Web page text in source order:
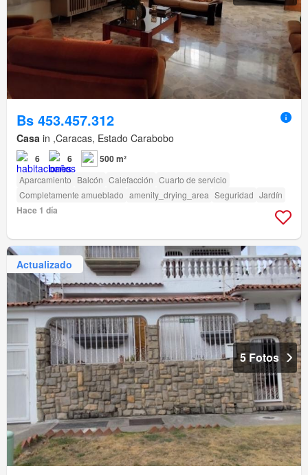
Bs 453.457.312
Casa in ,Caracas, Estado Carabobo
6 6 500 m²
Aparcamiento Balcón Calefacción Cuarto de servicio
Completamente amueblado amenity_drying_area Seguridad Jardín
Hace 1 día
Actualizado
5 Fotos